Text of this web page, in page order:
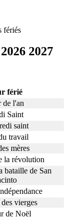
fériés
2027
férié
de l'an
Saint
saint
travail
mères
la révolution
bataille de San
vierges
de Noël